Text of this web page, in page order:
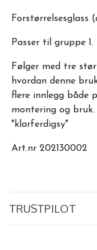
Forstørrelsesglass
Passer til gruppe 1.
Følger med tre
hvordan denne
flere innlegg både
montering og bruk.
"klarferdigsy"
Art.nr 202130002
TRUSTPILOT